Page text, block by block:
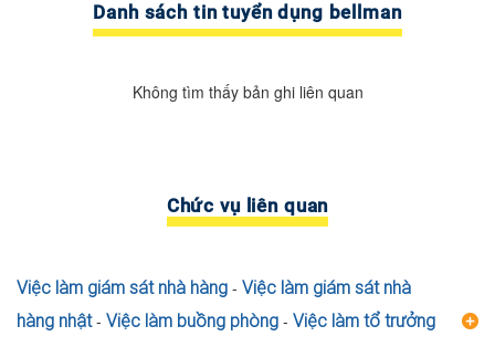
Danh sách tin tuyển dụng bellman
Không tìm thấy bản ghi liên quan
Chức vụ liên quan
Việc làm giám sát nhà hàng - Việc làm giám sát nhà
hàng nhật- Việc làm buồng phòng - Việc làm tổ trưởng